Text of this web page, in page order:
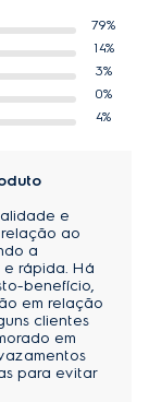
79%
14%
3%
0%
4%
e
ao
a
rápida. Há
benefício,
em relação
clientes
em
para evitar